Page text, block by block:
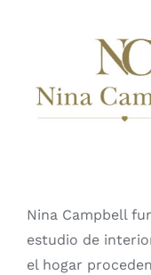
Nina Campbell
estudio de
el hogar